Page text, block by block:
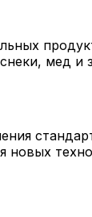
мед и
новых